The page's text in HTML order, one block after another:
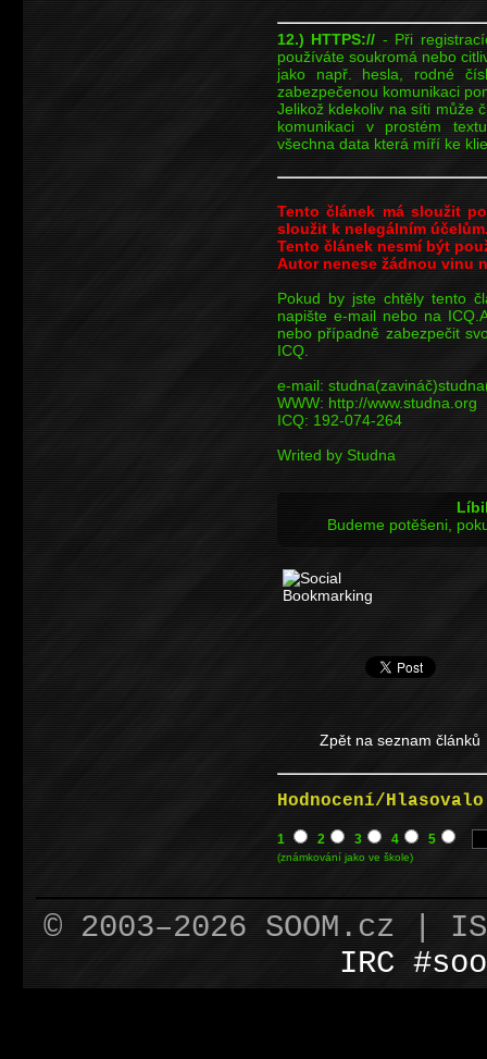
12.) HTTPS:// - Při
používáte soukromá nebo
jako např. hesla, rodné
zabezpečenou komunikaci
Jelikož kdekoliv na síti může
komunikaci v prostém
všechna data která míří ke
Tento článek má sloužit
sloužit k nelegálním
Tento článek nesmí být
Autor nenese žádnou vinu
Pokud by jste chtěly tento
napište e-mail nebo na
nebo případně zabezpečit
ICQ.
e-mail:
WWW: http://www.studna.org
ICQ: 192-074-264
Writed by Studna
Budeme potěšeni,
Zpět na seznam článků
Hodnocení/
1 2 3 4 5
(známkování jako ve škole)
© 2003–2026 SOOM.cz |
IRC